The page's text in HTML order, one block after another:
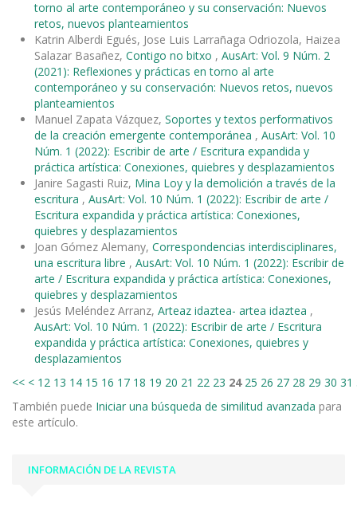
torno al arte contemporáneo y su conservación: Nuevos
retos, nuevos planteamientos
Katrin Alberdi Egués, Jose Luis Larrañaga Odriozola, Haizea
Salazar Basañez, Contigo no bitxo , AusArt: Vol. 9 Núm. 2
(2021): Reflexiones y prácticas en torno al arte
contemporáneo y su conservación: Nuevos retos, nuevos
planteamientos
Manuel Zapata Vázquez, Soportes y textos performativos
de la creación emergente contemporánea , AusArt: Vol. 10
Núm. 1 (2022): Escribir de arte / Escritura expandida y
práctica artística: Conexiones, quiebres y desplazamientos
Janire Sagasti Ruiz, Mina Loy y la demolición a través de la
escritura , AusArt: Vol. 10 Núm. 1 (2022): Escribir de arte /
Escritura expandida y práctica artística: Conexiones,
quiebres y desplazamientos
Joan Gómez Alemany, Correspondencias interdisciplinares,
una escritura libre , AusArt: Vol. 10 Núm. 1 (2022): Escribir de
arte / Escritura expandida y práctica artística: Conexiones,
quiebres y desplazamientos
Jesús Meléndez Arranz, Arteaz idaztea- artea idaztea ,
AusArt: Vol. 10 Núm. 1 (2022): Escribir de arte / Escritura
expandida y práctica artística: Conexiones, quiebres y
desplazamientos
<< < 12 13 14 15 16 17 18 19 20 21 22 23 24 25 26 27 28 29 30 31
También puede Iniciar una búsqueda de similitud avanzada para
este artículo.
INFORMACIÓN DE LA REVISTA